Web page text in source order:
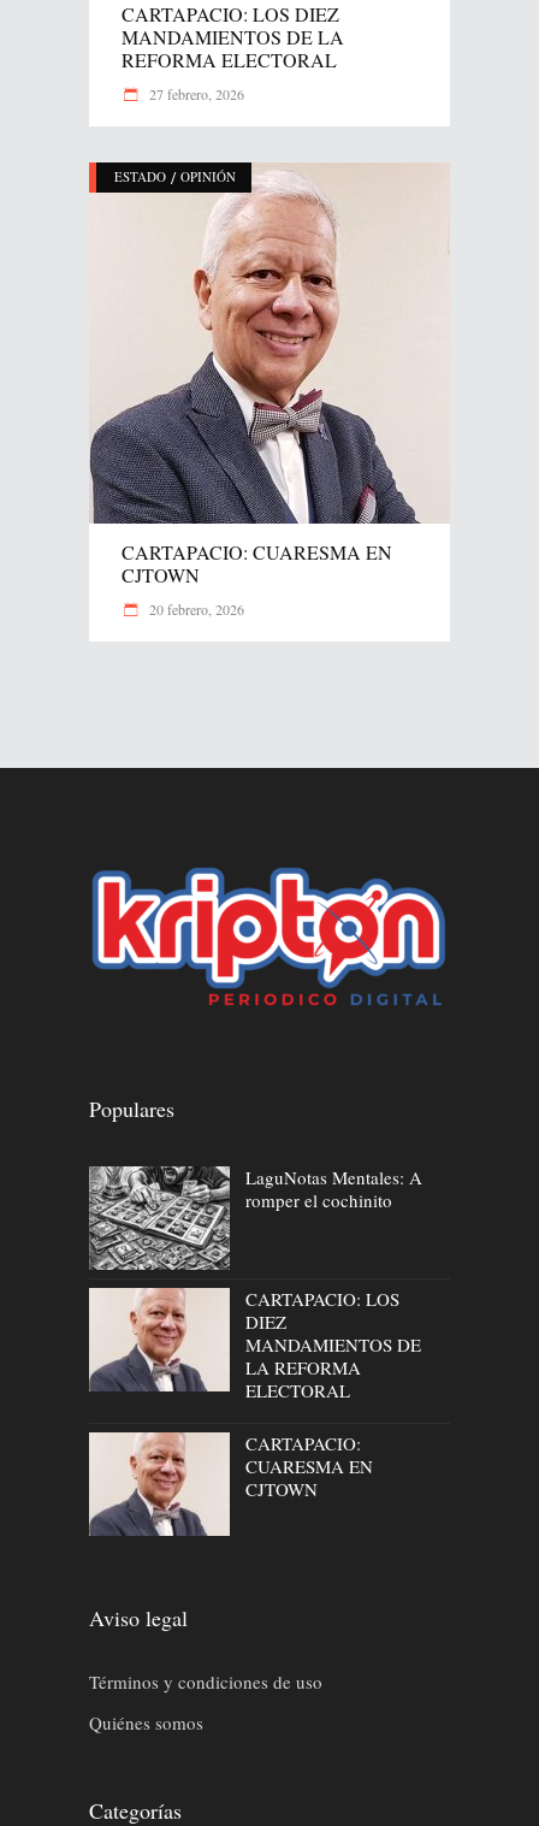
CARTAPACIO: LOS DIEZ
MANDAMIENTOS DE LA
REFORMA ELECTORAL
27 febrero, 2026
ESTADO / OPINIÓN
CARTAPACIO: CUARESMA EN
CJTOWN
20 febrero, 2026
Populares
LaguNotas Mentales: A
romper el cochinito
CARTAPACIO: LOS
DIEZ
MANDAMIENTOS DE
LA REFORMA
ELECTORAL
CARTAPACIO:
CUARESMA EN
CJTOWN
Aviso legal
Términos y condiciones de uso
Quiénes somos
Categorías